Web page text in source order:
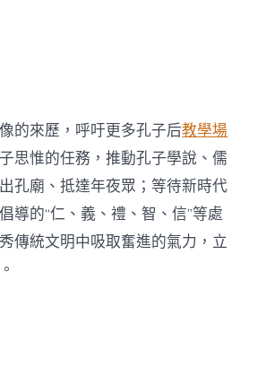
的來歷，呼吁更多孔子后教學場
思惟的任務，推動孔子學說、儒
孔廟、抵達年夜眾；等待新時代
導的“仁、義、禮、智、信”等處
傳統文明中吸取奮進的氣力，立